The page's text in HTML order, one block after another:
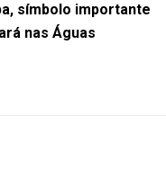
símbolo importante
nas Águas